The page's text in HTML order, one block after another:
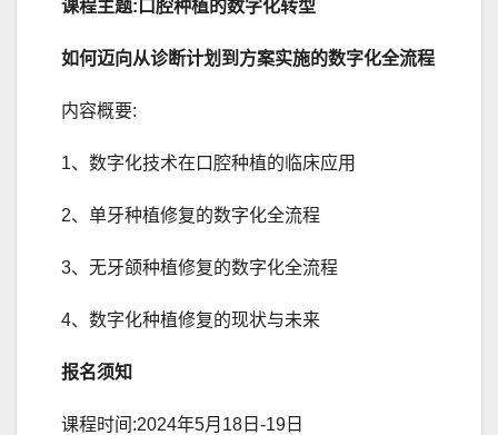
课程主题:口腔种植的数字化转型
如何迈向从诊断计划到方案实施的数字化全流程
内容概要:
1、数字化技术在口腔种植的临床应用
2、单牙种植修复的数字化全流程
3、无牙颌种植修复的数字化全流程
4、数字化种植修复的现状与未来
报名须知
课程时间:2024年5月18日-19日